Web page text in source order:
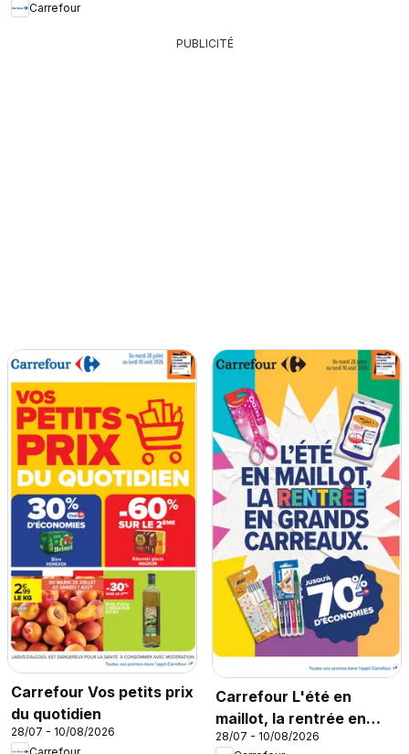
Carrefour
PUBLICITÉ
Carrefour Vos petits prix
du quotidien
28/07 - 10/08/2026
Carrefour L'été en
maillot, la rentrée en
grands carreaux
28/07 - 10/08/2026